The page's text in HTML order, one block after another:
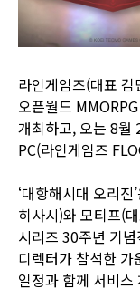
라인게임즈(대표
오픈월드
개최하고, 오는 8월
PC(라인게임즈
‘대항해시대 오리
히사시)와 모티프(
시리즈 30주년 기
디렉터가 참석한 가
일정과 함께 서비스